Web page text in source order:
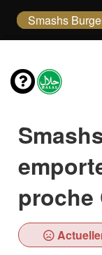
Smashs
proche